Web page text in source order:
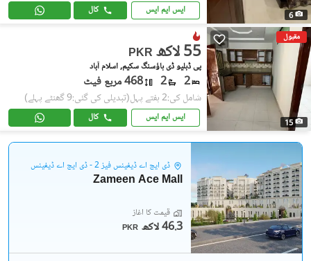
6 ایس ایم ایس کال
مقبول
15
PKR 55 لاکھ
پی ڈبلیو ڈی ہاؤسنگ سکیم, اسلام آباد
2
2 468 مربع فیٹ
شامل کی:2 ہفتے پہل (تبدیلی کی گئی:9 گھنٹے پہلے)
ایس ایم ایس کال
ڈی ایچ اے ڈیفینس فیز 2 - ڈی ایچ اے ڈیفینس
Zameen Ace Mall
قیمت کا آغاز
PKR 46.3 لاکھ